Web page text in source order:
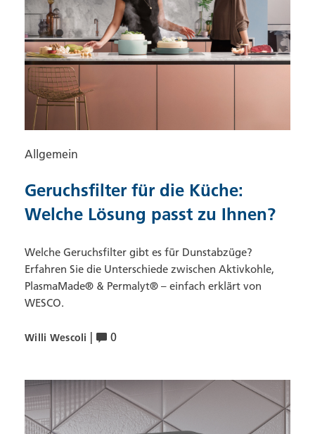
Allgemein
Geruchsfilter für die Küche:
Welche Lösung passt zu Ihnen?
Welche Geruchsfilter gibt es für Dunstabzüge?
Erfahren Sie die Unterschiede zwischen Aktivkohle,
PlasmaMade® & Permalyt® – einfach erklärt von
WESCO.
Willi Wescoli | 0